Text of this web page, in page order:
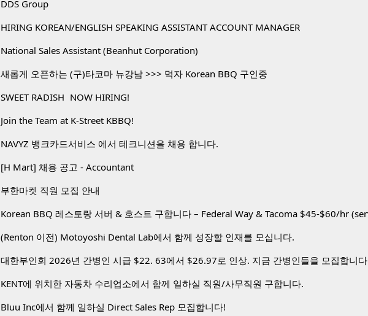
DDS Group
HIRING KOREAN/ENGLISH SPEAKING ASSISTANT ACCOUNT MANAGER
National Sales Assistant (Beanhut Corporation)
새롭게 오픈하는 (구)타코마 뉴강남 >>> 먹자 Korean BBQ 구인중
SWEET RADISH NOW HIRING!
Join the Team at K-Street KBBQ!
NAVYZ 뱅크카드서비스 에서 테크니션을 채용 합니다.
[H Mart] 채용 공고 - Accountant
부한마켓 직원 모집 안내
(Renton 이전) Motoyoshi Dental Lab에서 함께 성장할 인재를 모십니다.
대한부인회 2026년 간병인 시급 $22. 63에서 $26.97로 인상. 지금 간병인들을 모집합니다
KENT에 위치한 자동차 수리업소에서 함께 일하실 직원/사무직원 구합니다.
Bluu Inc에서 함께 일하실 Direct Sales Rep 모집합니다!